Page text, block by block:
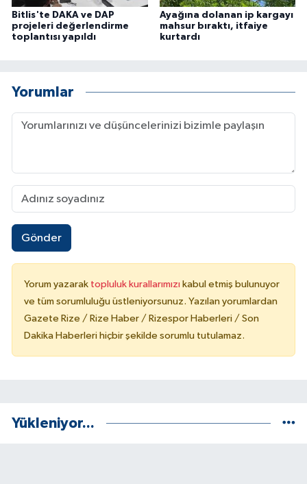
Bitlis'te DAKA ve DAP
projeleri değerlendirme
toplantısı yapıldı
Ayağına dolanan ip kargayı
mahsur bıraktı, itfaiye
kurtardı
Yorumlar
Gönder
Yorum yazarak topluluk kurallarımızı kabul etmiş bulunuyor
ve tüm sorumluluğu üstleniyorsunuz. Yazılan yorumlardan
Gazete Rize / Rize Haber / Rizespor Haberleri / Son
Dakika Haberleri hiçbir şekilde sorumlu tutulamaz.
Yükleniyor...